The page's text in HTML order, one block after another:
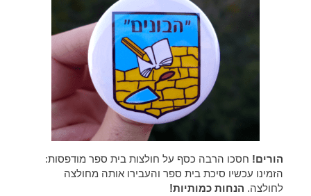
הורים! חסכו הרבה כסף על חולצות בית ספר מודפסות:
הזמינו עכשיו סיכת בית ספר והעבירו אותה מחולצה
לחולצה. הנחות כמותיות!